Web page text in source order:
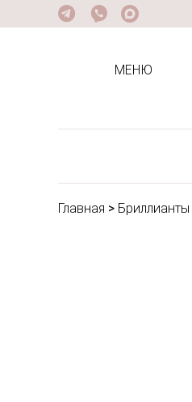
МЕНЮ
Главная > Бриллианты